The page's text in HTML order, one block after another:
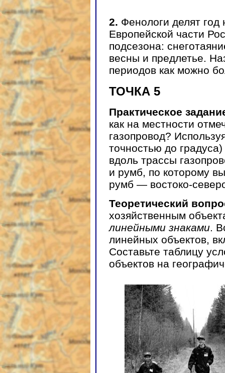
2. Фенологи делят
Европейской части
подсезона:
весны и предлетье.
периодов как можно
ТОЧКА 5
Практическое
как на местности
газопровод?
точностью до
вдоль трассы
и румб, по которому
румб — востоко-
Теоретический
хозяйственным
линейными знаками .
линейных объектов,
Составьте таблицу
объектов на